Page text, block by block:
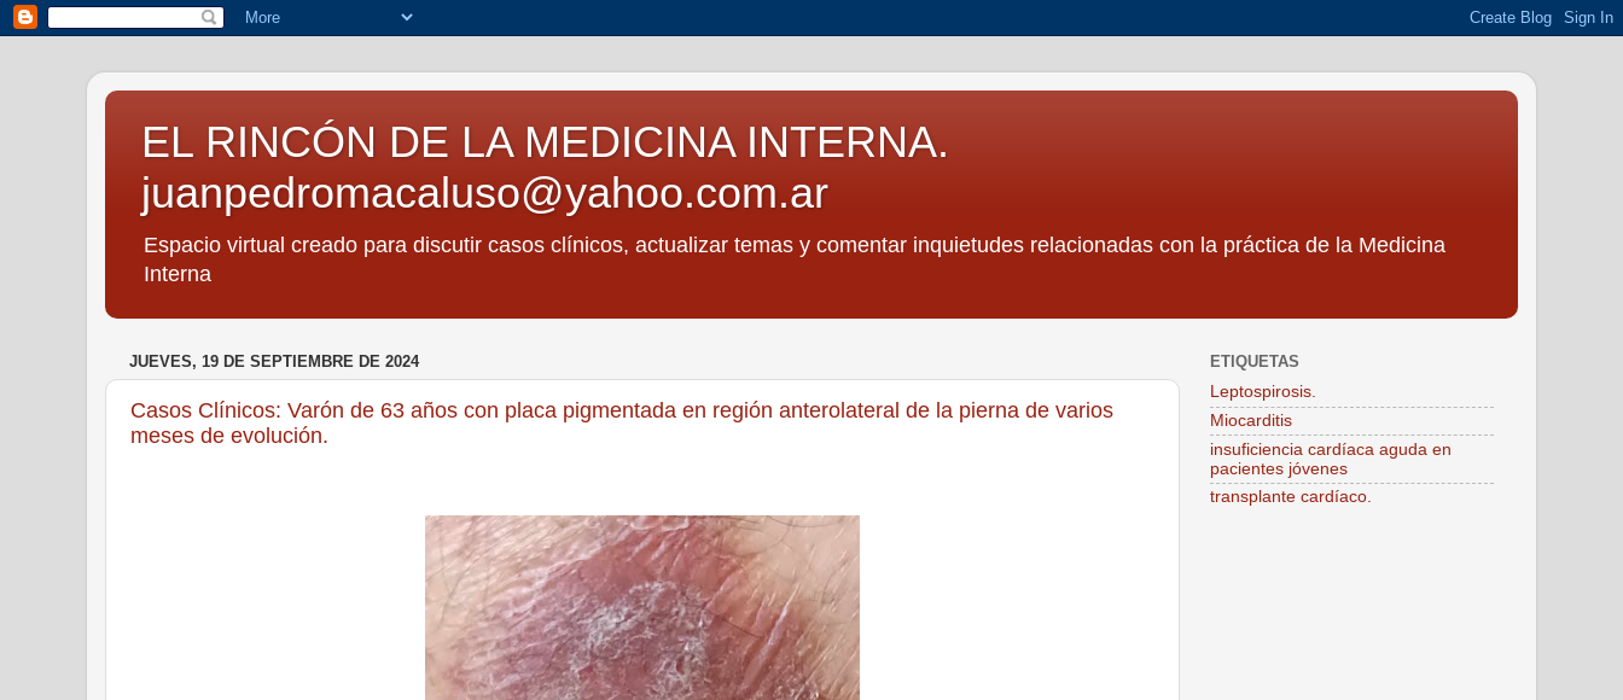
EL RINCÓN DE LA MEDICINA INTERNA.
juanpedromacaluso@yahoo.com.ar
Espacio virtual creado para discutir casos clínicos, actualizar temas y comentar inquietudes relacionadas con la práctica de la Medicina
Interna
JUEVES, 19 DE SEPTIEMBRE DE 2024
Casos Clínicos: Varón de 63 años con placa pigmentada en región anterolateral de la pierna de varios
meses de evolución.
ETIQUETAS
Leptospirosis.
Miocarditis
insuficiencia cardíaca aguda en
pacientes jóvenes
transplante cardíaco.